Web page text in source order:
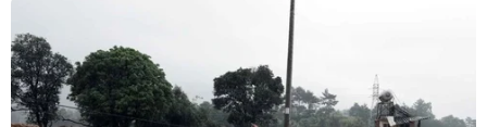
05/08/2026 09:39